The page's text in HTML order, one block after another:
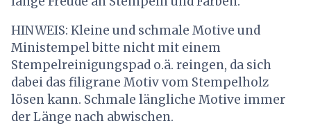
HINWEIS: Kleine und schmale Motive und
Ministempel bitte nicht mit einem
Stempelreinigungspad o.ä. reingen, da sich
dabei das filigrane Motiv vom Stempelholz
lösen kann. Schmale längliche Motive immer
der Länge nach abwischen.